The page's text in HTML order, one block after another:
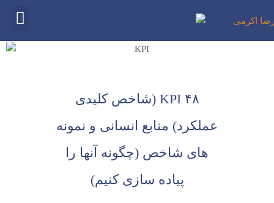
۴۸ KPI (شاخص کلیدی
عملکرد) منابع انسانی و نمونه
های شاخص (چگونه آنها را
پیاده سازی کنیم)